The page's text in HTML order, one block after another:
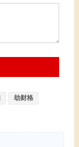
劫财格